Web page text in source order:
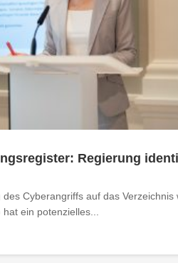
Regierung
Cyberangriffs auf das Verzeichnis
ein potenzielles...